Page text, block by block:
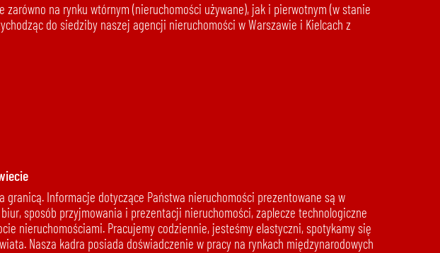
zarówno na rynku wtórnym (nieruchomości używane), jak i pierwotnym (w stanie
do siedziby naszej agencji nieruchomości w Warszawie i Kielcach z
granicą. Informacje dotyczące Państwa nieruchomości prezentowane są w
sposób przyjmowania i prezentacji nieruchomości, zaplecze technologiczne
nieruchomościami. Pracujemy codziennie, jesteśmy elastyczni, spotykamy się
Nasza kadra posiada doświadczenie w pracy na rynkach międzynarodowych